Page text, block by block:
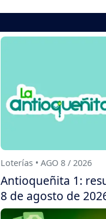
Loterías • AGO 8 / 2026
Antioqueñita 1:
8 de agosto de